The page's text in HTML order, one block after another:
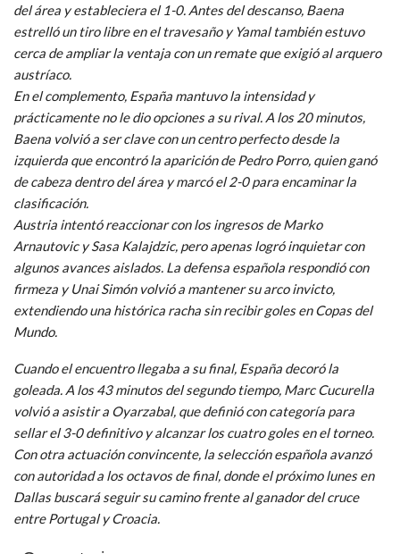
del área y estableciera el 1-0. Antes del descanso, Baena
estrelló un tiro libre en el travesaño y Yamal también estuvo
cerca de ampliar la ventaja con un remate que exigió al arquero
austríaco.
En el complemento, España mantuvo la intensidad y
prácticamente no le dio opciones a su rival. A los 20 minutos,
Baena volvió a ser clave con un centro perfecto desde la
izquierda que encontró la aparición de Pedro Porro, quien ganó
de cabeza dentro del área y marcó el 2-0 para encaminar la
clasificación.
Austria intentó reaccionar con los ingresos de Marko
Arnautovic y Sasa Kalajdzic, pero apenas logró inquietar con
algunos avances aislados. La defensa española respondió con
firmeza y Unai Simón volvió a mantener su arco invicto,
extendiendo una histórica racha sin recibir goles en Copas del
Mundo.
Cuando el encuentro llegaba a su final, España decoró la
goleada. A los 43 minutos del segundo tiempo, Marc Cucurella
volvió a asistir a Oyarzabal, que definió con categoría para
sellar el 3-0 definitivo y alcanzar los cuatro goles en el torneo.
Con otra actuación convincente, la selección española avanzó
con autoridad a los octavos de final, donde el próximo lunes en
Dallas buscará seguir su camino frente al ganador del cruce
entre Portugal y Croacia.